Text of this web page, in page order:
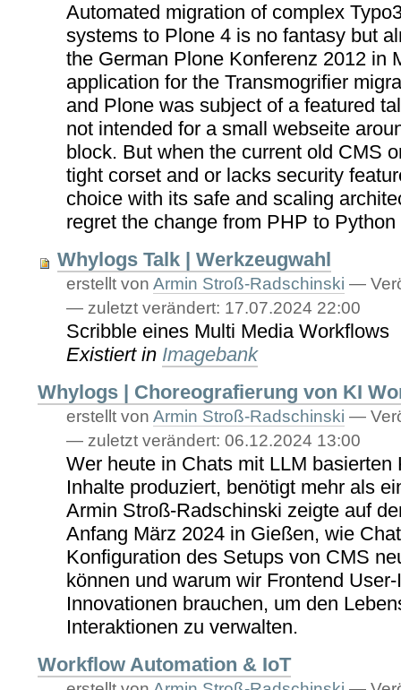
Automated migration of complex
systems to Plone 4 is no fantasy but
the German Plone Konferenz 2012 in
application for the Transmogrifier
and Plone was subject of a featured
not intended for a small webseite
block. But when the current old CMS
tight corset and or lacks security
choice with its safe and scaling
regret the change from PHP to
Whylogs Talk | Werkzeugwahl
erstellt vonArmin Stroß-Radschinski —
— zuletzt verändert: 17.07.2024 22:00
Scribble eines Multi Media Workflows
Existiert in Imagebank
Whylogs | Choreografierung von KI
erstellt vonArmin Stroß-Radschinski —
— zuletzt verändert: 06.12.2024 13:00
Wer heute in Chats mit LLM basierten
Inhalte produziert, benötigt mehr als
Armin Stroß-Radschinski zeigte auf
Anfang März 2024 in Gießen, wie
Konfiguration des Setups von CMS
können und warum wir Frontend
Innovationen brauchen, um den
Interaktionen zu verwalten.
Workflow Automation & IoT